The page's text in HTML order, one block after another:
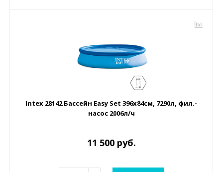
Intex 28142 Бассейн Easy Set 396х84см, 7290л, фил.-
насос 2006л/ч
11 500 руб.